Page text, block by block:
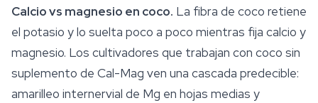
Calcio vs magnesio en coco. La fibra de coco retiene
el potasio y lo suelta poco a poco mientras fija calcio y
magnesio. Los cultivadores que trabajan con coco sin
suplemento de Cal-Mag ven una cascada predecible:
amarilleo internervial de Mg en hojas medias y